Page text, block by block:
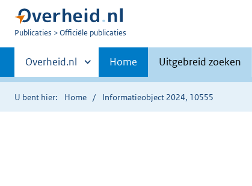
U
Publicaties Officiële publicaties
Primaire
navigatie
Andere
sites
binnen
Overheid.nl Home Uitgebreid zoeken
U bent hier: Home Informatieobject 2024, 10555